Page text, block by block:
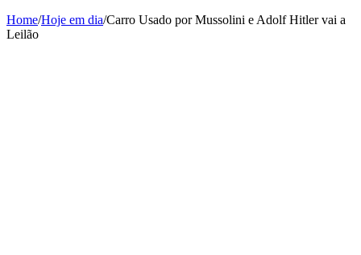
Home/Hoje em dia/Carro Usado por Mussolini e Adolf Hitler vai a
Leilão